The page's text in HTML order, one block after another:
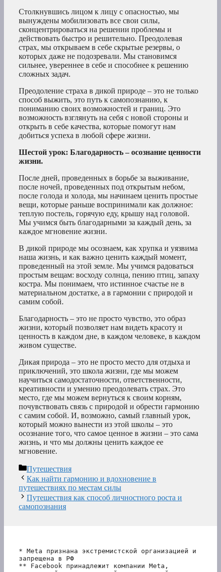
Столкнувшись лицом к лицу с опасностью, мы
вынуждены мобилизовать все свои силы,
сконцентрироваться на решении проблемы и
действовать быстро и решительно. Преодолевая
страх, мы открываем в себе скрытые резервы, о
которых даже не подозревали. Мы становимся
сильнее, увереннее в себе и способнее к решению
сложных задач.
Преодоление страха в дикой природе – это не только
способ выжить, это путь к самопознанию, к
пониманию своих возможностей и границ. Это
возможность взглянуть на себя с новой стороны и
открыть в себе качества, которые помогут нам
добиться успеха в любой сфере жизни.
Шестой урок: Благодарность – осознание ценности
жизни.
После дней, проведенных в борьбе за выживание,
после ночей, проведенных под открытым небом,
после голода и холода, мы начинаем ценить простые
вещи, которые раньше воспринимали как должное:
теплую постель, горячую еду, крышу над головой.
Мы учимся быть благодарными за каждый день, за
каждое мгновение жизни.
В дикой природе мы осознаем, как хрупка и уязвима
наша жизнь, и как важно ценить каждый момент,
проведенный на этой земле. Мы учимся радоваться
простым вещам: восходу солнца, пению птиц, запаху
костра. Мы понимаем, что истинное счастье не в
материальном достатке, а в гармонии с природой и
самим собой.
Благодарность – это не просто чувство, это образ
жизни, который позволяет нам видеть красоту и
ценность в каждом дне, в каждом человеке, в каждом
живом существе.
Дикая природа – это не просто место для отдыха и
приключений, это школа жизни, где мы можем
научиться самодостаточности, ответственности,
креативности и умению преодолевать страх. Это
место, где мы можем вернуться к своим корням,
почувствовать связь с природой и обрести гармонию
с самим собой. И, возможно, самый главный урок,
который можно вынести из этой школы – это
осознание того, что самое ценное в жизни – это сама
жизнь, и что мы должны ценить каждое ее
мгновение.
Рубрики
Путешествия
Как найти гармонию и вдохновение в
путешествиях по местам силы
Путешествия как способ личностного роста и
самопознания
* Meta признана экстремистской организацией и
запрещена в РФ
** Facebook принадлежит компании Meta,